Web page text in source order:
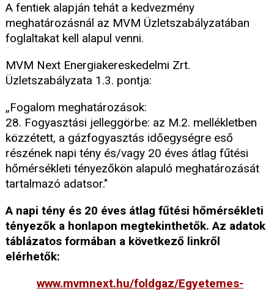
A fentiek alapján tehát a kedvezmény
meghatározásnál az MVM Üzletszabályzatában
foglaltakat kell alapul venni.
MVM Next Energiakereskedelmi Zrt.
Üzletszabályzata 1.3. pontja:
„Fogalom meghatározások:
28. Fogyasztási jelleggörbe: az M.2. mellékletben
közzétett, a gázfogyasztás időegységre eső
részének napi tény és/vagy 20 éves átlag fűtési
hőmérsékleti tényezőkön alapuló meghatározását
tartalmazó adatsor."
A napi tény és 20 éves átlag fűtési hőmérsékleti
tényezők a honlapon megtekinthetők. Az adatok
táblázatos formában a következő linkről
elérhetők:
www.mvmnext.hu/foldgaz/Egyetemes-